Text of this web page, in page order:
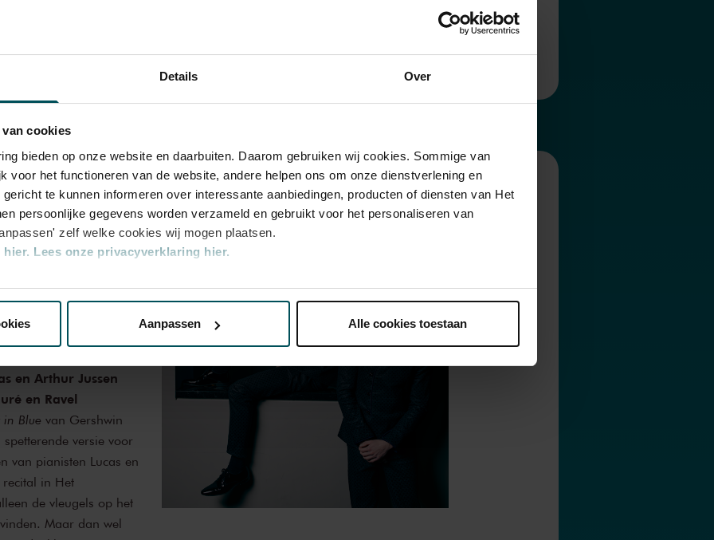
Details Over
cookies
bieden op onze website en daarbuiten. Daarom gebruiken wij cookies. Sommige van
voor het functioneren van de website, andere helpen ons om onze dienstverlening en
te kunnen informeren over interessante aanbiedingen, producten of diensten van Het
persoonlijke gegevens worden verzameld en gebruikt voor het personaliseren van
zelf welke cookies wij mogen plaatsen.
hier. Lees onze privacyverklaring hier.
website kunt u uw toestemming op elk moment wijzigen of intrekken.
die uw gegevens kunnen ontvangen en verwerken.
Aanpassen Alle cookies toestaan
en Arthur Jussen
en Ravel
in Blue van Gershwin
versie voor
van pianisten Lucas en
in Het
de vleugels op het
Maar dan wel